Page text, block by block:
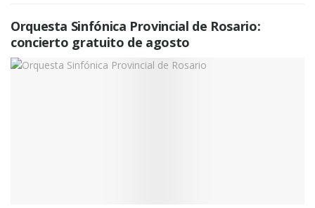
Orquesta Sinfónica Provincial de Rosario:
concierto gratuito de agosto